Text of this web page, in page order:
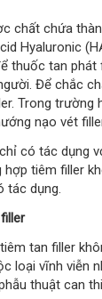
chất chứa
Hyaluronic
thuốc tan
Để chắc
Trong
nạo vét
có tác dụng
tiêm filler
tác dụng.
tan filler
loại vĩnh viễn
thuật can